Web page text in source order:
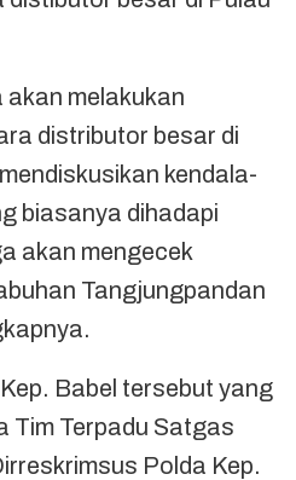
akan melakukan
distributor besar di
kendala-
biasanya dihadapi
akan mengecek
Tangjungpandan
Babel tersebut yang
Tim Terpadu Satgas
Polda Kep.